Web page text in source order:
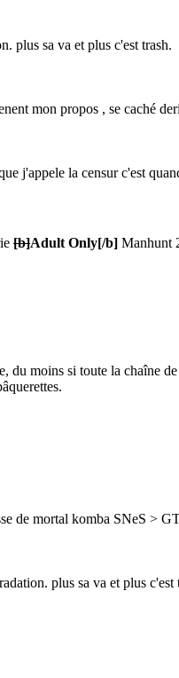
plus sa va et plus c'est trash.
mon propos , se caché
j'appele la censur c'est
[b]Adult Only[/b] Manhunt
du moins si toute la chaîne
de mortal komba SNeS >
plus sa va et plus c'est